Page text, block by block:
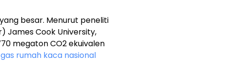
besar. Menurut peneliti
James Cook University,
megaton CO2 ekuivalen
rumah kaca nasional